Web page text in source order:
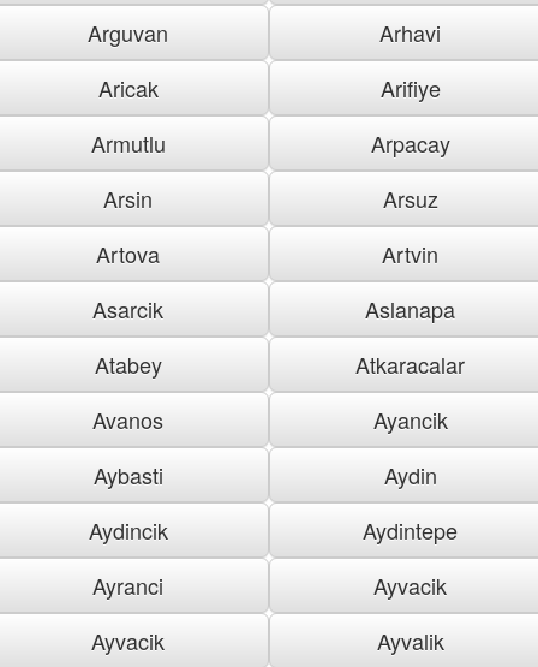
Arguvan
Arhavi
Aricak
Arifiye
Armutlu
Arpacay
Arsin
Arsuz
Artova
Artvin
Asarcik
Aslanapa
Atabey
Atkaracalar
Avanos
Ayancik
Aybasti
Aydin
Aydincik
Aydintepe
Ayranci
Ayvacik
Ayvacik
Ayvalik